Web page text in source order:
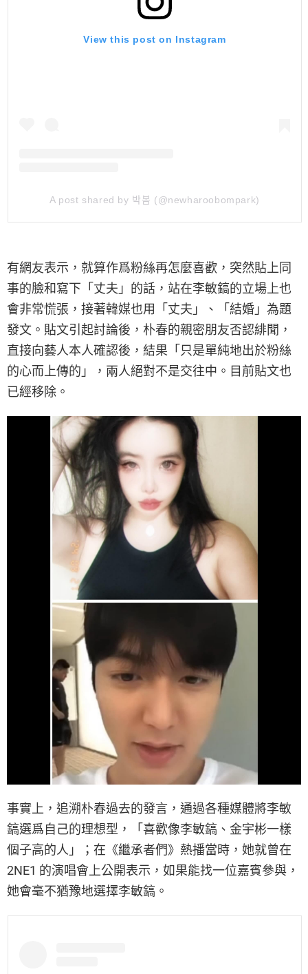
View this post on Instagram
A post shared by 박봄 (@newharoobompark)
有網友表示，就算作爲粉絲再怎麼喜歡，突然貼上同
事的臉和寫下「丈夫」的話，站在李敏鎬的立場上也
會非常慌張，接著韓媒也用「丈夫」、「結婚」為題
發文。貼文引起討論後，朴春的親密朋友否認緋聞，
直接向藝人本人確認後，結果「只是單純地出於粉絲
的心而上傳的」，兩人絕對不是交往中。目前貼文也
已經移除。
事實上，追溯朴春過去的發言，通過各種媒體將李敏
鎬選爲自己的理想型，「喜歡像李敏鎬、金宇彬一樣
個子高的人」；在《繼承者們》熱播當時，她就曾在
2NE1 的演唱會上公開表示，如果能找一位嘉賓參與，
她會毫不猶豫地選擇李敏鎬。